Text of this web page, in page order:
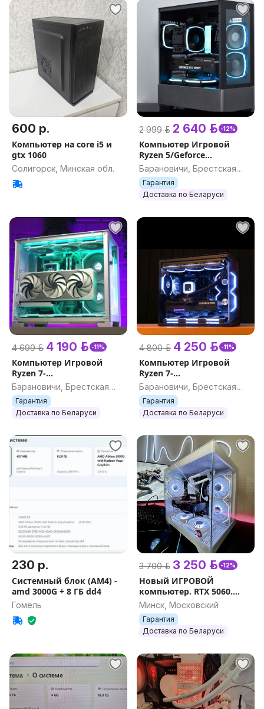
600 р.
Компьютер на core i5 и
gtx 1060
Солигорск, Минская обл.
2 999 р. 2 640 р. -12%
Компьютер Игровой
Ryzen 5/Geforce
RTX5060/16GB
Барановичи, Брестская
обл.
Гарантия
Доставка по Беларуси
4 699 р. 4 190 р. -11%
Компьютер Игровой
Ryzen 7-
7800X3D/RTX5060Ti/DDR5
32GB/РАССРОЧКА
Барановичи, Брестская
обл.
Гарантия
Доставка по Беларуси
4 800 р. 4 250 р. -11%
Компьютер Игровой
Ryzen 7-
7800X3D/RTX5060Ti/32GB
Барановичи, Брестская
обл.
Гарантия
Доставка по Беларуси
230 р.
Системный блок (АМ4) -
amd 3000G + 8 ГБ dd4
Гомель
3 700 р. 3 250 р. -12%
Новый ИГРОВОЙ
компьютер. RTX 5060.
Гарантия.
Минск, Московский
Гарантия
Доставка по Беларуси